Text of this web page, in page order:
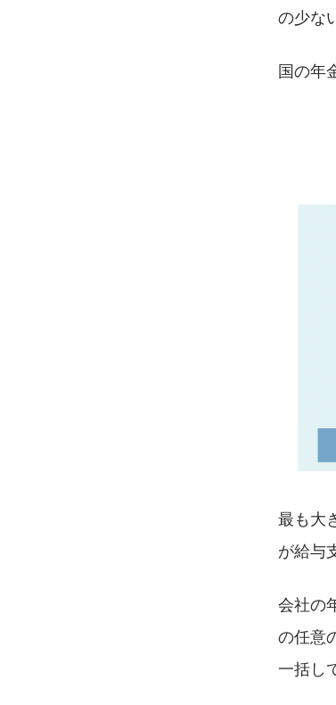
の少な
国の年
最も大
が給与
会社の
の任意
一括し